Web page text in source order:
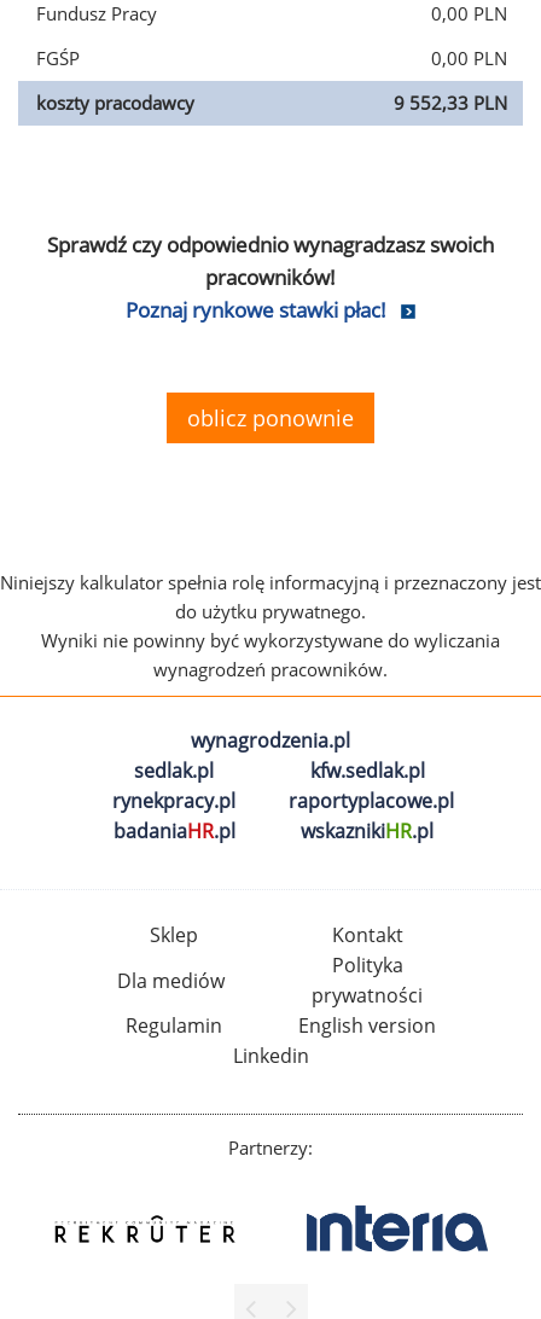
Fundusz Pracy
0,00 PLN
FGŚP
0,00 PLN
koszty pracodawcy
9 552,33 PLN
Sprawdź czy odpowiednio wynagradzasz swoich
pracowników!
Poznaj rynkowe stawki płac!
oblicz ponownie
Niniejszy kalkulator spełnia rolę informacyjną i przeznaczony jest
do użytku prywatnego.
Wyniki nie powinny być wykorzystywane do wyliczania
wynagrodzeń pracowników.
wynagrodzenia.pl
sedlak.pl
kfw.sedlak.pl
rynekpracy.pl
raportyplacowe.pl
badaniaHR.pl wskaznikiHR.pl
Sklep
Kontakt
Dla mediów
Polityka
prywatności
Regulamin
English version
Linkedin
Partnerzy: